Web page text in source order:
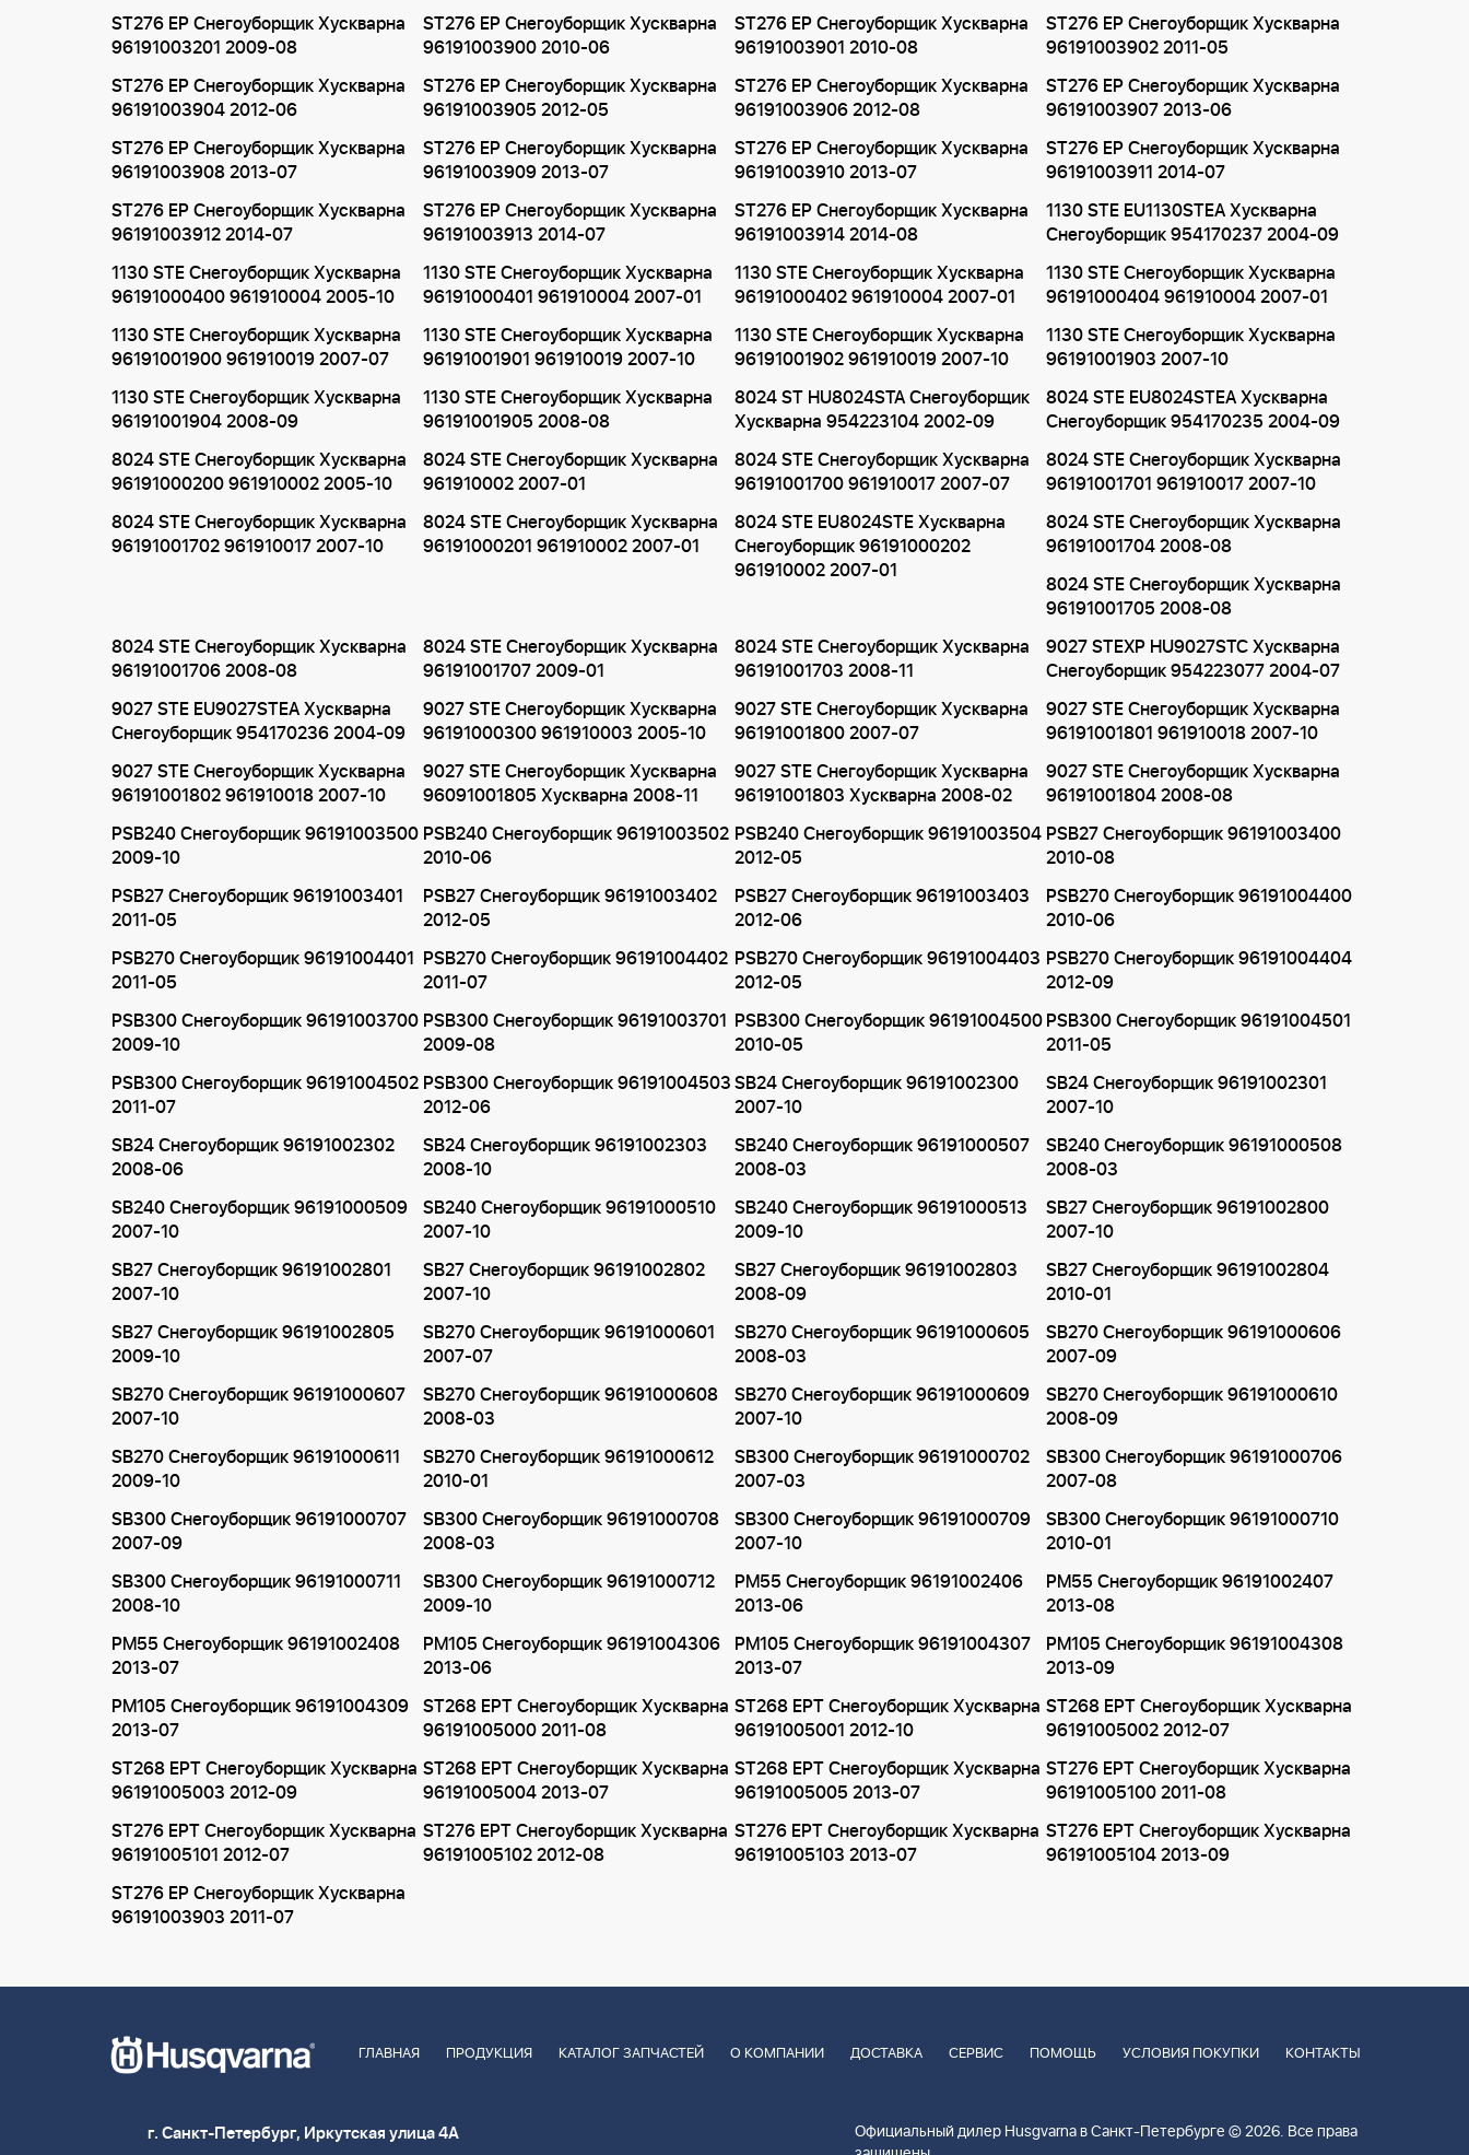
ST276 EP Снегоуборщик Хускварна
96191003201 2009-08
ST276 EP Снегоуборщик Хускварна
96191003900 2010-06
ST276 EP Снегоуборщик Хускварна
96191003901 2010-08
ST276 EP Снегоуборщик Хускварна
96191003902 2011-05
ST276 EP Снегоуборщик Хускварна
96191003904 2012-06
ST276 EP Снегоуборщик Хускварна
96191003905 2012-05
ST276 EP Снегоуборщик Хускварна
96191003906 2012-08
ST276 EP Снегоуборщик Хускварна
96191003907 2013-06
ST276 EP Снегоуборщик Хускварна
96191003908 2013-07
ST276 EP Снегоуборщик Хускварна
96191003909 2013-07
ST276 EP Снегоуборщик Хускварна
96191003910 2013-07
ST276 EP Снегоуборщик Хускварна
96191003911 2014-07
ST276 EP Снегоуборщик Хускварна
96191003912 2014-07
ST276 EP Снегоуборщик Хускварна
96191003913 2014-07
ST276 EP Снегоуборщик Хускварна
96191003914 2014-08
1130 STE EU1130STEA Хускварна
Снегоуборщик 954170237 2004-09
1130 STE Снегоуборщик Хускварна
96191000400 961910004 2005-10
1130 STE Снегоуборщик Хускварна
96191000401 961910004 2007-01
1130 STE Снегоуборщик Хускварна
96191000402 961910004 2007-01
1130 STE Снегоуборщик Хускварна
96191000404 961910004 2007-01
1130 STE Снегоуборщик Хускварна
96191001900 961910019 2007-07
1130 STE Снегоуборщик Хускварна
96191001901 961910019 2007-10
1130 STE Снегоуборщик Хускварна
96191001902 961910019 2007-10
1130 STE Снегоуборщик Хускварна
96191001903 2007-10
1130 STE Снегоуборщик Хускварна
96191001904 2008-09
1130 STE Снегоуборщик Хускварна
96191001905 2008-08
8024 ST HU8024STA Снегоуборщик
Хускварна 954223104 2002-09
8024 STE EU8024STEA Хускварна
Снегоуборщик 954170235 2004-09
8024 STE Снегоуборщик Хускварна
96191000200 961910002 2005-10
8024 STE Снегоуборщик Хускварна
961910002 2007-01
8024 STE Снегоуборщик Хускварна
96191001700 961910017 2007-07
8024 STE Снегоуборщик Хускварна
96191001701 961910017 2007-10
8024 STE Снегоуборщик Хускварна
96191001702 961910017 2007-10
8024 STE Снегоуборщик Хускварна
96191000201 961910002 2007-01
8024 STE EU8024STE Хускварна
Снегоуборщик 96191000202
961910002 2007-01
8024 STE Снегоуборщик Хускварна
96191001704 2008-08
8024 STE Снегоуборщик Хускварна
96191001705 2008-08
8024 STE Снегоуборщик Хускварна
96191001706 2008-08
8024 STE Снегоуборщик Хускварна
96191001707 2009-01
8024 STE Снегоуборщик Хускварна
96191001703 2008-11
9027 STEXP HU9027STC Хускварна
Снегоуборщик 954223077 2004-07
9027 STE EU9027STEA Хускварна
Снегоуборщик 954170236 2004-09
9027 STE Снегоуборщик Хускварна
96191000300 961910003 2005-10
9027 STE Снегоуборщик Хускварна
96191001800 2007-07
9027 STE Снегоуборщик Хускварна
96191001801 961910018 2007-10
9027 STE Снегоуборщик Хускварна
96191001802 961910018 2007-10
9027 STE Снегоуборщик Хускварна
96091001805 Хускварна 2008-11
9027 STE Снегоуборщик Хускварна
96191001803 Хускварна 2008-02
9027 STE Снегоуборщик Хускварна
96191001804 2008-08
PSB240 Снегоуборщик 96191003500
2009-10
PSB240 Снегоуборщик 96191003502
2010-06
PSB240 Снегоуборщик 96191003504
2012-05
PSB27 Снегоуборщик 96191003400
2010-08
PSB27 Снегоуборщик 96191003401
2011-05
PSB27 Снегоуборщик 96191003402
2012-05
PSB27 Снегоуборщик 96191003403
2012-06
PSB270 Снегоуборщик 96191004400
2010-06
PSB270 Снегоуборщик 96191004401
2011-05
PSB270 Снегоуборщик 96191004402
2011-07
PSB270 Снегоуборщик 96191004403
2012-05
PSB270 Снегоуборщик 96191004404
2012-09
PSB300 Снегоуборщик 96191003700
2009-10
PSB300 Снегоуборщик 96191003701
2009-08
PSB300 Снегоуборщик 96191004500
2010-05
PSB300 Снегоуборщик 96191004501
2011-05
PSB300 Снегоуборщик 96191004502
2011-07
PSB300 Снегоуборщик 96191004503
2012-06
SB24 Снегоуборщик 96191002300
2007-10
SB24 Снегоуборщик 96191002301
2007-10
SB24 Снегоуборщик 96191002302
2008-06
SB24 Снегоуборщик 96191002303
2008-10
SB240 Снегоуборщик 96191000507
2008-03
SB240 Снегоуборщик 96191000508
2008-03
SB240 Снегоуборщик 96191000509
2007-10
SB240 Снегоуборщик 96191000510
2007-10
SB240 Снегоуборщик 96191000513
2009-10
SB27 Снегоуборщик 96191002800
2007-10
SB27 Снегоуборщик 96191002801
2007-10
SB27 Снегоуборщик 96191002802
2007-10
SB27 Снегоуборщик 96191002803
2008-09
SB27 Снегоуборщик 96191002804
2010-01
SB27 Снегоуборщик 96191002805
2009-10
SB270 Снегоуборщик 96191000601
2007-07
SB270 Снегоуборщик 96191000605
2008-03
SB270 Снегоуборщик 96191000606
2007-09
SB270 Снегоуборщик 96191000607
2007-10
SB270 Снегоуборщик 96191000608
2008-03
SB270 Снегоуборщик 96191000609
2007-10
SB270 Снегоуборщик 96191000610
2008-09
SB270 Снегоуборщик 96191000611
2009-10
SB270 Снегоуборщик 96191000612
2010-01
SB300 Снегоуборщик 96191000702
2007-03
SB300 Снегоуборщик 96191000706
2007-08
SB300 Снегоуборщик 96191000707
2007-09
SB300 Снегоуборщик 96191000708
2008-03
SB300 Снегоуборщик 96191000709
2007-10
SB300 Снегоуборщик 96191000710
2010-01
SB300 Снегоуборщик 96191000711
2008-10
SB300 Снегоуборщик 96191000712
2009-10
PM55 Снегоуборщик 96191002406
2013-06
PM55 Снегоуборщик 96191002407
2013-08
PM55 Снегоуборщик 96191002408
2013-07
PM105 Снегоуборщик 96191004306
2013-06
PM105 Снегоуборщик 96191004307
2013-07
PM105 Снегоуборщик 96191004308
2013-09
PM105 Снегоуборщик 96191004309
2013-07
ST268 EPT Снегоуборщик Хускварна
96191005000 2011-08
ST268 EPT Снегоуборщик Хускварна
96191005001 2012-10
ST268 EPT Снегоуборщик Хускварна
96191005002 2012-07
ST268 EPT Снегоуборщик Хускварна
96191005003 2012-09
ST268 EPT Снегоуборщик Хускварна
96191005004 2013-07
ST268 EPT Снегоуборщик Хускварна
96191005005 2013-07
ST276 EPT Снегоуборщик Хускварна
96191005100 2011-08
ST276 EPT Снегоуборщик Хускварна
96191005101 2012-07
ST276 EPT Снегоуборщик Хускварна
96191005102 2012-08
ST276 EPT Снегоуборщик Хускварна
96191005103 2013-07
ST276 EPT Снегоуборщик Хускварна
96191005104 2013-09
ST276 EP Снегоуборщик Хускварна
96191003903 2011-07
ГЛАВНАЯ ПРОДУКЦИЯ КАТАЛОГ ЗАПЧАСТЕЙ О КОМПАНИИ ДОСТАВКА СЕРВИС ПОМОЩЬ УСЛОВИЯ ПОКУПКИ КОНТАКТЫ
г. Санкт-Петербург, Иркутская улица 4А
Официальный дилер Husgvarna в Санкт-Петербурге © 2026. Все права